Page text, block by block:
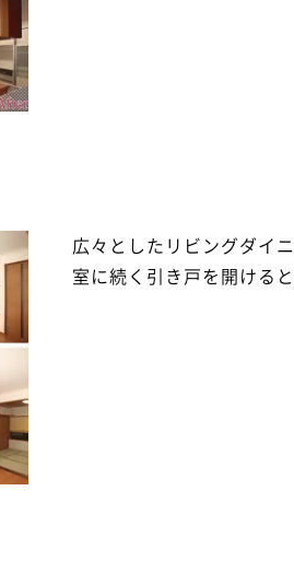
広々としたリビングダイ
室に続く引き戸を開ける